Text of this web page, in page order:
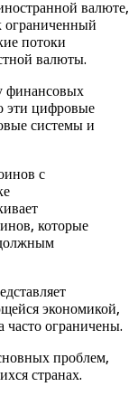
валюте,
ограниченный
потоки
валюты.
финансовых
эти цифровые
системы и
с
которые
экономикой,
часто ограничены.
проблем,
странах.